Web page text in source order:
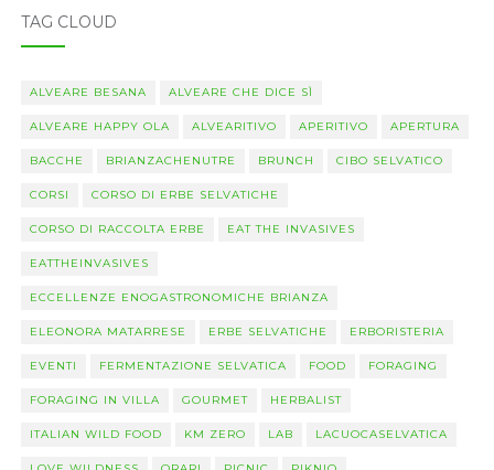
TAG CLOUD
ALVEARE BESANA ALVEARE CHE DICE SÌ
ALVEARE HAPPY OLA ALVEARITIVO APERITIVO APERTURA
BACCHE BRIANZACHENUTRE BRUNCH CIBO SELVATICO
CORSI CORSO DI ERBE SELVATICHE
CORSO DI RACCOLTA ERBE EAT THE INVASIVES
EATTHEINVASIVES
ECCELLENZE ENOGASTRONOMICHE BRIANZA
ELEONORA MATARRESE ERBE SELVATICHE ERBORISTERIA
EVENTI FERMENTAZIONE SELVATICA FOOD FORAGING
FORAGING IN VILLA GOURMET HERBALIST
ITALIAN WILD FOOD KM ZERO LAB LACUOCASELVATICA